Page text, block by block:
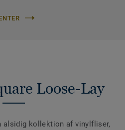
Loose-Lay
alsidig kollektion af vinylfliser,